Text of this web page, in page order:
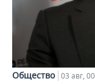
Общество 03 авг,